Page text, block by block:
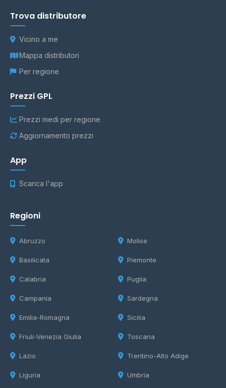
Trova distributore
Vicino a me
Mappa distributori
Per regione
Prezzi GPL
Prezzi medi per regione
Aggiornamento prezzi
App
Scarica l'app
Regioni
Abruzzo
Basilicata
Calabria
Campania
Emilia-Romagna
Friuli-Venezia Giulia
Lazio
Liguria
Molise
Piemonte
Puglia
Sardegna
Sicilia
Toscana
Trentino-Alto Adige
Umbria